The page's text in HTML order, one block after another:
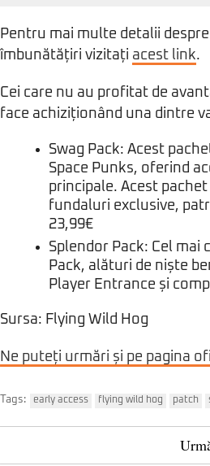
Pentru mai multe detalii
îmbunătățiri vizitați acest link.
Cei care nu au profitat de
face achiziționând una dintre
Swag Pack: Acest
Space Punks, oferind
principale. Acest
fundaluri exclusive,
23,99€
Splendor Pack: Cel
Pack, alături de niște
Player Entrance și
Sursa: Flying Wild Hog
Ne puteți urmări și pe pagina
Tags: early access flying wild hog patch